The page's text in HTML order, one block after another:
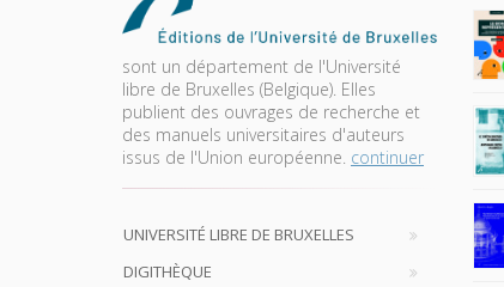
sont un département de l'Université
libre de Bruxelles (Belgique). Elles
publient des ouvrages de recherche et
des manuels universitaires d'auteurs
issus de l'Union européenne. continuer
UNIVERSITÉ LIBRE DE BRUXELLES
DIGITHÈQUE